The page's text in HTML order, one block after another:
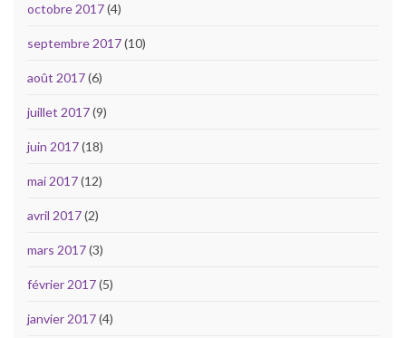
octobre 2017(4)
septembre 2017(10)
août 2017(6)
juillet 2017(9)
juin 2017(18)
mai 2017(12)
avril 2017(2)
mars 2017(3)
février 2017(5)
janvier 2017(4)